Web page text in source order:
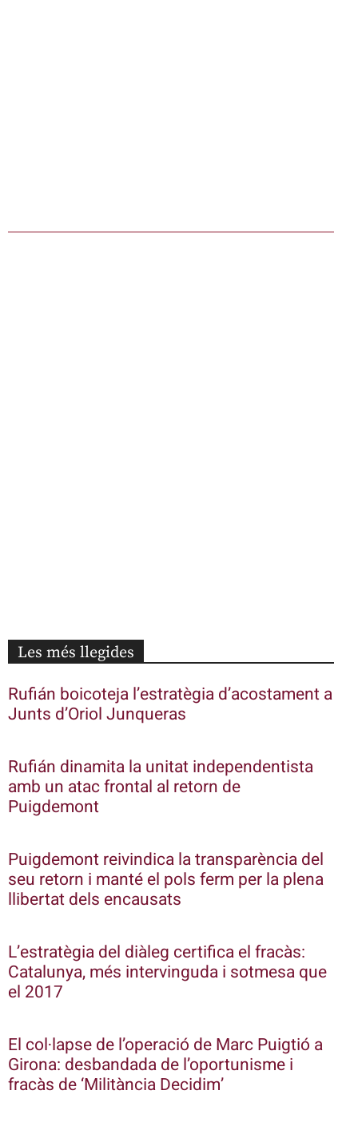
Les més llegides
Rufián boicoteja l’estratègia d’acostament a
Junts d’Oriol Junqueras
Rufián dinamita la unitat independentista
amb un atac frontal al retorn de
Puigdemont
Puigdemont reivindica la transparència del
seu retorn i manté el pols ferm per la plena
llibertat dels encausats
L’estratègia del diàleg certifica el fracàs:
Catalunya, més intervinguda i sotmesa que
el 2017
El col·lapse de l’operació de Marc Puigtió a
Girona: desbandada de l’oportunisme i
fracàs de ‘Militància Decidim’